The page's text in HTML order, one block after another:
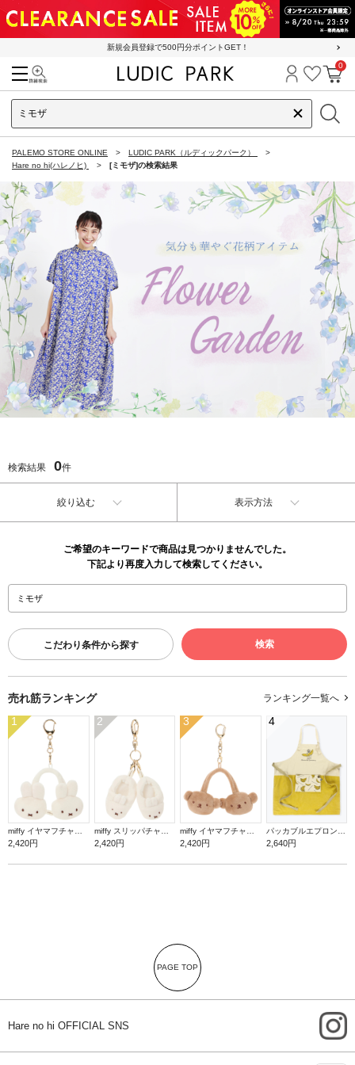
新規会員登録で500円分ポイントGET！
ログイン
お気に
カ
0
PALEMO STORE ONLINE
LUDIC PARK（ルディックパーク）
Hare no hi(ハレノヒ)
[ミモザ]の検索結果
検索結果 0件
絞り込む 表示方法
ご希望のキーワードで商品は見つかりませんでした。
下記より再度入力して検索してください。
こだわり条件から探す
売れ筋ランキング ランキング一覧へ
1
miffy イヤマフチャーム ミッフィー【ミッフィー】
2,420円
2
miffy スリッパチャーム ミッフィー【ミッフィー】
2,420円
3
miffy イヤマフチャーム ボリス【ミッフィー】
2,420円
4
パッカブルエプロン【バナナ】
2,640円
PAGE TOP
Hare no hi OFFICIAL SNS